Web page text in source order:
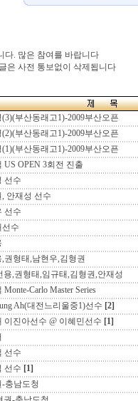
다. 많은 참여를 바랍니다
은 사전 통보없이 삭제됩니다
(3)(부산동래고1)-2009부산오픈
(2)(부산동래고1)-2009부산오픈
(1)(부산동래고1)-2009부산오픈
US OPEN 3회전 진출
선수
, 안재성 선수
선수
선수
,권형태,남현우,김형권
용,권형태,임규태,김형권,안재성
Monte-Carlo Master Series
Ah(대전느리울중1)선수 [2]
이진아선수 @ 이혜민선수 [1]
선수
선수 [1]
-충남도청